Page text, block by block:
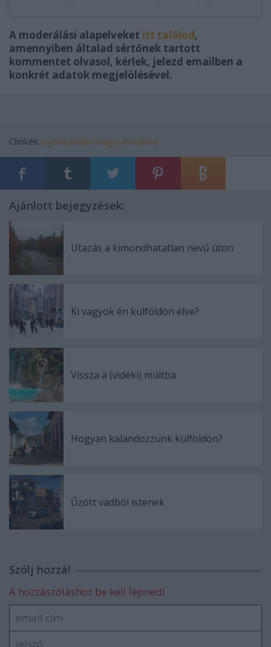
A moderálási alapelveket itt találod,
amennyiben általad sértőnek tartott
kommentet olvasol, kérlek, jelezd emailben a
konkrét adatok megjelölésével.
Címkék: nyelvtanulás Nagy-Britannia
Ajánlott bejegyzések:
Utazás a kimondhatatlan nevű úton
Ki vagyok én külföldön élve?
Vissza a (vidéki) múltba
Hogyan kalandozzunk külföldön?
Űzött vadból istenek
Szólj hozzá!
A hozzászóláshoz be kell lépned!